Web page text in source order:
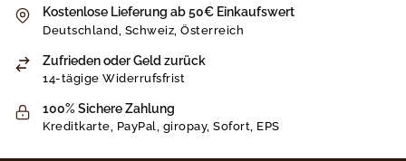
Kostenlose Lieferung ab 50€ Einkaufswert
Deutschland, Schweiz, Österreich
Zufrieden oder Geld zurück
14-tägige Widerrufsfrist
100% Sichere Zahlung
Kreditkarte, PayPal, giropay, Sofort, EPS